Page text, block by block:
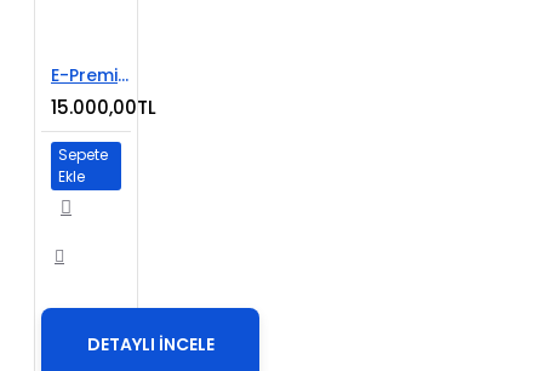
E-Premium Paket
15.000,00TL
Sepete
Ekle
DETAYLI İNCELE